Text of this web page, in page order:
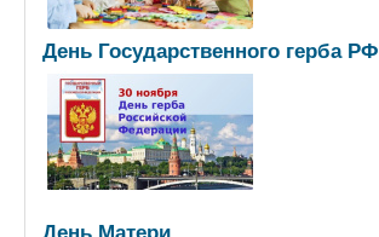
День Государственного герба РФ